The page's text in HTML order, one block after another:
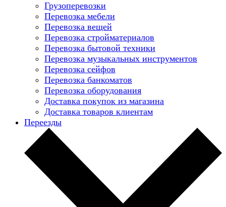
Грузоперевозки
Перевозка мебели
Перевозка вещей
Перевозка стройматериалов
Перевозка бытовой техники
Перевозка музыкальных инструментов
Перевозка сейфов
Перевозка банкоматов
Перевозка оборудования
Доставка покупок из магазина
Доставка товаров клиентам
Переезды